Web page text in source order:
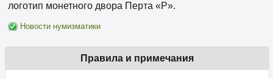
логотип монетного двора Перта «P».
Новости нумизматики
Правила и примечания